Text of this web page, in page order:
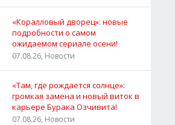
«Коралловый дворец»: новые
подробности о самом
ожидаемом сериале осени!
07.08.26, Новости
«Там, где рождается солнце»:
громкая замена и новый виток в
карьере Бурака Озчивита!
07.08.26, Новости